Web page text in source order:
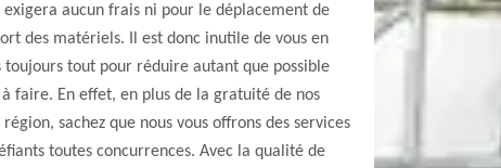
exigera aucun frais ni pour le déplacement de
des matériels. Il est donc inutile de vous en
toujours tout pour réduire autant que possible
à faire. En effet, en plus de la gratuité de nos
sachez que nous vous offrons des services
toutes concurrences. Avec la qualité de